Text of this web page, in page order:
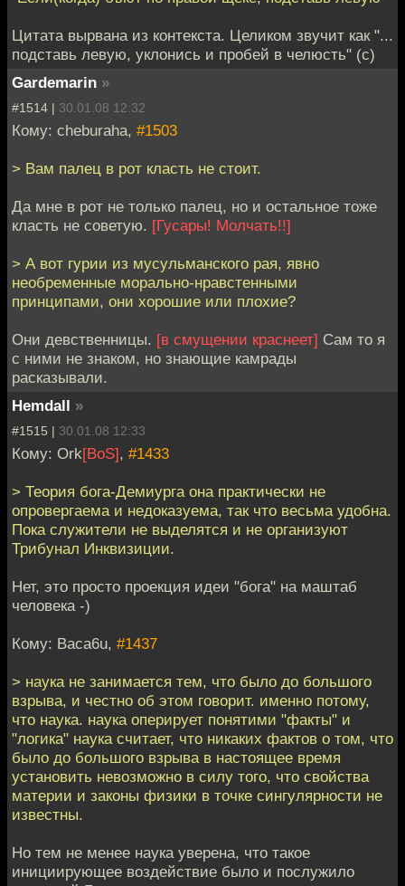
Цитата вырвана из контекста. Целиком звучит как "...
подставь левую, уклонись и пробей в челюсть" (с)
Gardemarin »
#1514 | 30.01.08 12:32
Кому: cheburaha, #1503
> Вам палец в рот класть не стоит.
Да мне в рот не только палец, но и остальное тоже
класть не советую. [Гусары! Молчать!!]
> А вот гурии из мусульманского рая, явно
необременные морально-нравстенными
принципами, они хорошие или плохие?
Они девственницы. [в смущении краснеет] Cам то я
с ними не знаком, но знающие камрады
расказывали.
Hemdall »
#1515 | 30.01.08 12:33
Кому: Ork[BoS], #1433
> Теория бога-Демиурга она практически не
опровергаема и недоказуема, так что весьма удобна.
Пока служители не выделятся и не организуют
Трибунал Инквизиции.
Нет, это просто проекция идеи "бога" на маштаб
человека -)
Кому: Baca6u, #1437
> наука не занимается тем, что было до большого
взрыва, и честно об этом говорит. именно потому,
что наука. наука оперирует понятими "факты" и
"логика" наука считает, что никаких фактов о том, что
было до большого взрыва в настоящее время
установить невозможно в силу того, что свойства
материи и законы физики в точке сингулярности не
известны.
Но тем не менее наука уверена, что такое
инициирующее воздействие было и послужило